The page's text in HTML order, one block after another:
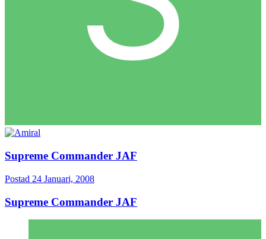
Supreme Commander JAF
Postad 24 Januari, 2008
Supreme Commander JAF